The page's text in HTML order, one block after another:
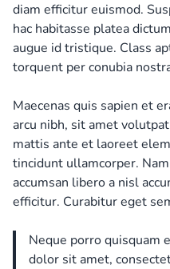
diam efficitur euismod.
hac habitasse platea
augue id tristique. Class
torquent per conubia
Maecenas quis sapien et
arcu nibh, sit amet
mattis ante et laoreet
tincidunt ullamcorper.
accumsan libero a nisl
efficitur. Curabitur eget
Neque porro quisquam
dolor sit amet,